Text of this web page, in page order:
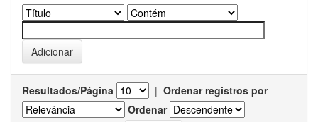
Resultados/Página | Ordenar registros por
Ordenar